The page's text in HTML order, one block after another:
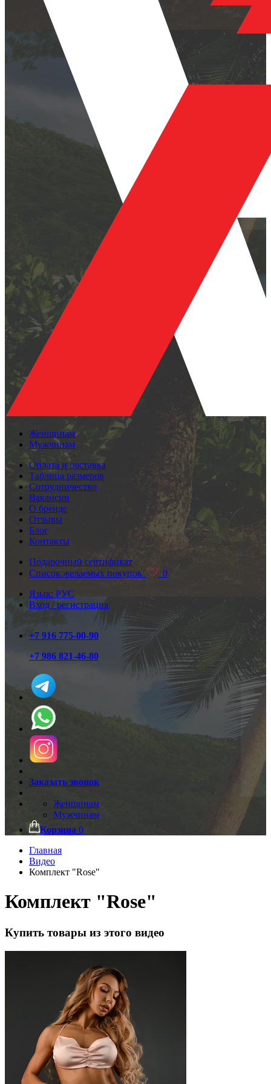
Женщинам
Мужчинам
Оплата и доставка
Таблица размеров
Сотрудничество
Вакансии
О бренде
Отзывы
Блог
Контакты
Подарочный сертификат
Список желаемых покупок
0
Язык: РУС
Вход / регистрация
+7 916 775-00-90
+7 986 821-46-80
Заказать звонок
Женщинам
Мужчинам
Корзина 0
Главная
Видео
Комплект "Rose"
Комплект "Rose"
Купить товары из этого видео